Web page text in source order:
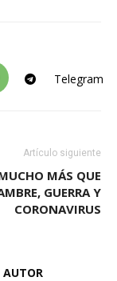
Telegram
Artículo siguiente
MÁS QUE
GUERRA Y
CORONAVIRUS
AUTOR